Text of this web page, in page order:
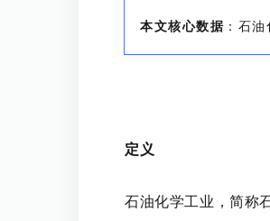
本文核心数据 ：石
定义
石油化学工业，简称